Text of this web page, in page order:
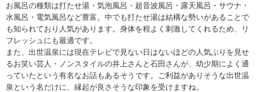
お風呂の種類は打たせ湯・気泡風呂・超音波風呂・露天風呂・サウナ・
水風呂・電気風呂など豊富。中でも打たせ湯は結構な勢いがあることで
も知られており人気があります。身体を程よく刺激してくれるため、リ
フレッシュにも最適です。
また、出世温泉には現在テレビで見ない日はないほどの人気ぶりを見せ
るお笑い芸人・ノンスタイルの井上さんと石田さんが、幼少期によく通
っていたという有名なお話もあるそうです。ご利益がありそうな出世温
泉という名だけに、縁起が良さそうな印象を受けますね。